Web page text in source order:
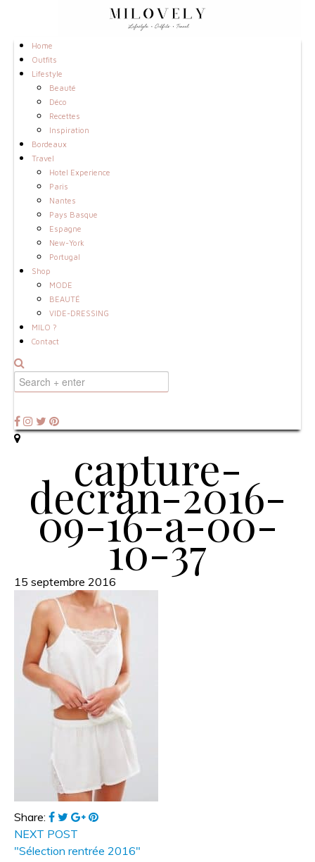
Home
Outfits
Lifestyle
Beauté
Déco
Recettes
Inspiration
Bordeaux
Travel
Hotel Experience
Paris
Nantes
Pays Basque
Espagne
New-York
Portugal
Shop
MODE
BEAUTÉ
VIDE-DRESSING
MILO ?
Contact
capture-
decran-2016-
09-16-a-00-
10-37
15 septembre 2016
Share:
NEXT POST
"Sélection rentrée 2016"